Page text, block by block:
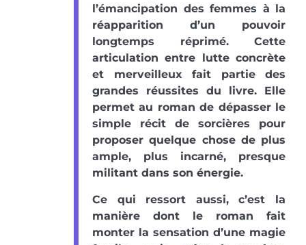
l’émancipation des femmes à la
réapparition d’un pouvoir
longtemps réprimé. Cette
articulation entre lutte concrète
et merveilleux fait partie des
grandes réussites du livre. Elle
permet au roman de dépasser le
simple récit de sorcières pour
proposer quelque chose de plus
ample, plus incarné, presque
militant dans son énergie.
Ce qui ressort aussi, c’est la
manière dont le roman fait
monter la sensation d’une magie